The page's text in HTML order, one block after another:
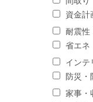
資金計
耐震性
省エネ
インテ
防災・
家事・